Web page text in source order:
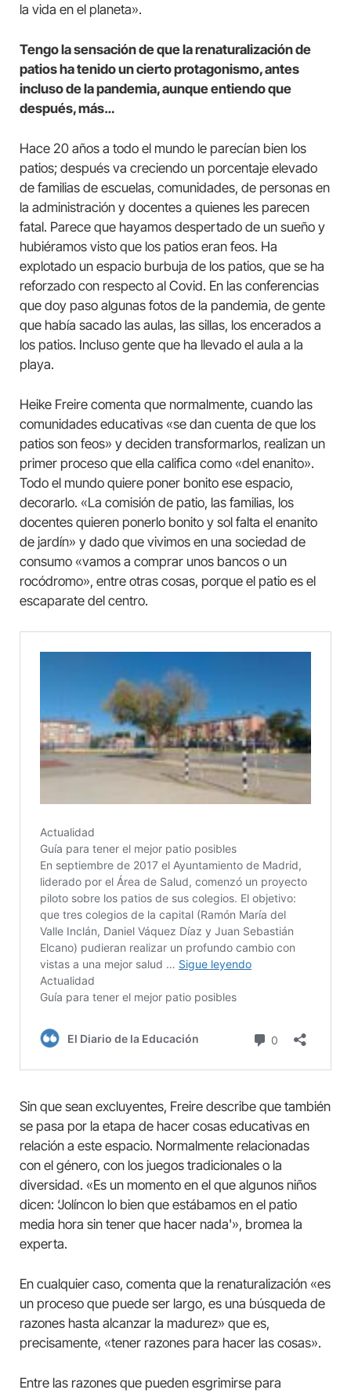
la vida en el planeta».
Tengo la sensación de que la renaturalización de
patios ha tenido un cierto protagonismo, antes
incluso de la pandemia, aunque entiendo que
después, más…
Hace 20 años a todo el mundo le parecían bien los
patios; después va creciendo un porcentaje elevado
de familias de escuelas, comunidades, de personas en
la administración y docentes a quienes les parecen
fatal. Parece que hayamos despertado de un sueño y
hubiéramos visto que los patios eran feos. Ha
explotado un espacio burbuja de los patios, que se ha
reforzado con respecto al Covid. En las conferencias
que doy paso algunas fotos de la pandemia, de gente
que había sacado las aulas, las sillas, los encerados a
los patios. Incluso gente que ha llevado el aula a la
playa.
Heike Freire comenta que normalmente, cuando las
comunidades educativas «se dan cuenta de que los
patios son feos» y deciden transformarlos, realizan un
primer proceso que ella califica como «del enanito».
Todo el mundo quiere poner bonito ese espacio,
decorarlo. «La comisión de patio, las familias, los
docentes quieren ponerlo bonito y sol falta el enanito
de jardín» y dado que vivimos en una sociedad de
consumo «vamos a comprar unos bancos o un
rocódromo», entre otras cosas, porque el patio es el
escaparate del centro.
Sin que sean excluyentes, Freire describe que también
se pasa por la etapa de hacer cosas educativas en
relación a este espacio. Normalmente relacionadas
con el género, con los juegos tradicionales o la
diversidad. «Es un momento en el que algunos niños
dicen: ‘Jolíncon lo bien que estábamos en el patio
media hora sin tener que hacer nada'», bromea la
experta.
En cualquier caso, comenta que la renaturalización «es
un proceso que puede ser largo, es una búsqueda de
razones hasta alcanzar la madurez» que es,
precisamente, «tener razones para hacer las cosas».
Entre las razones que pueden esgrimirse para